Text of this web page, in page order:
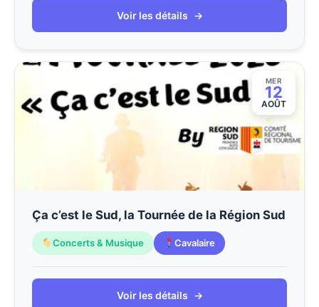
Voir les détails →
MER
12
AOÛT
Ça c’est le Sud, la Tournée de la Région Sud
Concerts & Musique Cavalaire
Voir les détails →